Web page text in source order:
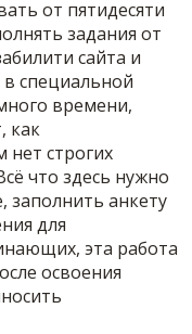
от пятидесяти
задания от
сайта и
в специальной
времени,
как
нет строгих
что здесь нужно
заполнить анкету
для
эта работа
освоения